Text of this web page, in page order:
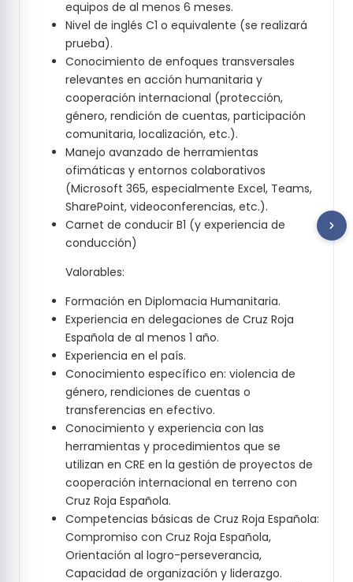
equipos de al menos 6 meses.
Nivel de inglés C1 o equivalente (se realizará
prueba).
Conocimiento de enfoques transversales
relevantes en acción humanitaria y
cooperación internacional (protección,
género, rendición de cuentas, participación
comunitaria, localización, etc.).
Manejo avanzado de herramientas
ofimáticas y entornos colaborativos
(Microsoft 365, especialmente Excel, Teams,
SharePoint, videoconferencias, etc.).
Carnet de conducir B1 (y experiencia de
conducción)
Valorables:
Formación en Diplomacia Humanitaria.
Experiencia en delegaciones de Cruz Roja
Española de al menos 1 año.
Experiencia en el país.
Conocimiento específico en: violencia de
género, rendiciones de cuentas o
transferencias en efectivo.
Conocimiento y experiencia con las
herramientas y procedimientos que se
utilizan en CRE en la gestión de proyectos de
cooperación internacional en terreno con
Cruz Roja Española.
Competencias básicas de Cruz Roja Española:
Compromiso con Cruz Roja Española,
Orientación al logro-perseverancia,
Capacidad de organización y liderazgo.